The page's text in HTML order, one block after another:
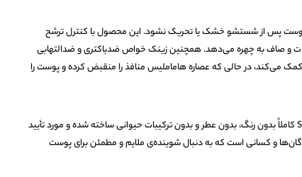
پس از شستشو خشک یا تحریک نشود. این محصول با کنترل ترشح
و صاف به چهره می‌دهد. همچنین زینک خواص ضدباکتری و ضدالتهابی
می‌کند، در حالی که عصاره هاماملیس منافذ را منقبض کرده و پوست را
ژل شستشوی صورت Simple Purifying Gel Wash کاملاً بدون رنگ، بدون عطر و بدون ترکیبات حیوانی ساخته شده و مورد تأیید
وگان‌ها و کسانی است که به دنبال شوینده‌ی ملایم و مطمئن برای پوست